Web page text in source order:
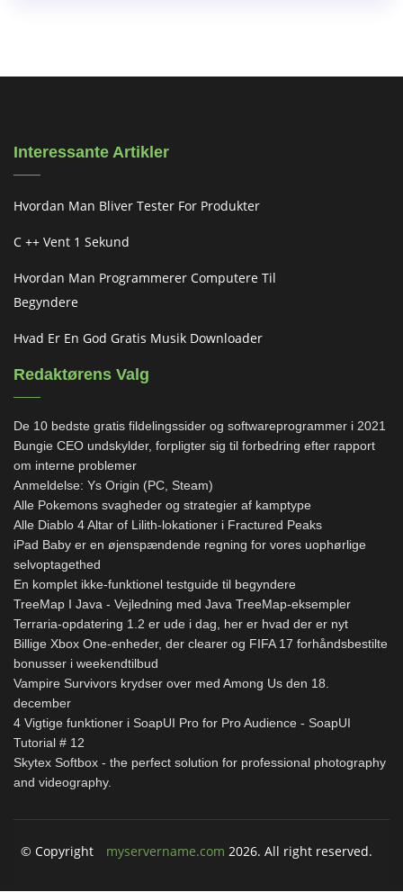
Interessante Artikler
Hvordan Man Bliver Tester For Produkter
C ++ Vent 1 Sekund
Hvordan Man Programmerer Computere Til
Begyndere
Hvad Er En God Gratis Musik Downloader
Redaktørens Valg
De 10 bedste gratis fildelingssider og softwareprogrammer i 2021
Bungie CEO undskylder, forpligter sig til forbedring efter rapport
om interne problemer
Anmeldelse: Ys Origin (PC, Steam)
Alle Pokemons svagheder og strategier af kamptype
Alle Diablo 4 Altar of Lilith-lokationer i Fractured Peaks
iPad Baby er en øjenspændende regning for vores uophørlige
selvoptagethed
En komplet ikke-funktionel testguide til begyndere
TreeMap I Java - Vejledning med Java TreeMap-eksempler
Terraria-opdatering 1.2 er ude i dag, her er hvad der er nyt
Billige Xbox One-enheder, der clearer og FIFA 17 forhåndsbestilte
bonusser i weekendtilbud
Vampire Survivors krydser over med Among Us den 18.
december
4 Vigtige funktioner i SoapUI Pro for Pro Audience - SoapUI
Tutorial # 12
Skytex Softbox - the perfect solution for professional photography
and videography.
© Copyright myservername.com 2026. All right reserved.